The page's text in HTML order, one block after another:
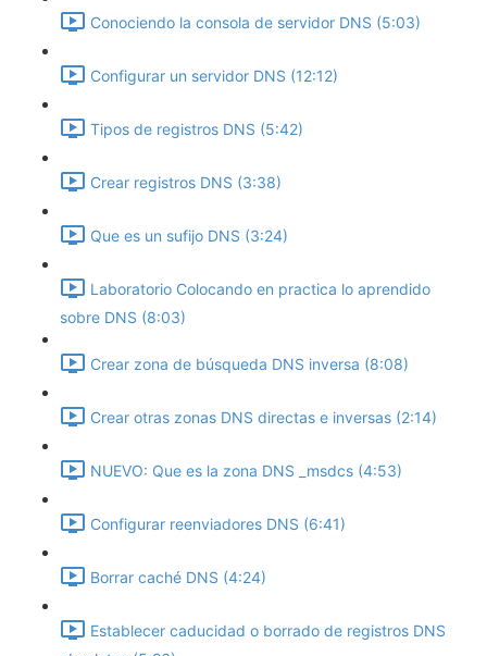
Conociendo la consola de servidor DNS (5:03)
Configurar un servidor DNS (12:12)
Tipos de registros DNS (5:42)
Crear registros DNS (3:38)
Que es un sufijo DNS (3:24)
Laboratorio Colocando en practica lo aprendido
sobre DNS (8:03)
Crear zona de búsqueda DNS inversa (8:08)
Crear otras zonas DNS directas e inversas (2:14)
NUEVO: Que es la zona DNS _msdcs (4:53)
Configurar reenviadores DNS (6:41)
Borrar caché DNS (4:24)
Establecer caducidad o borrado de registros DNS